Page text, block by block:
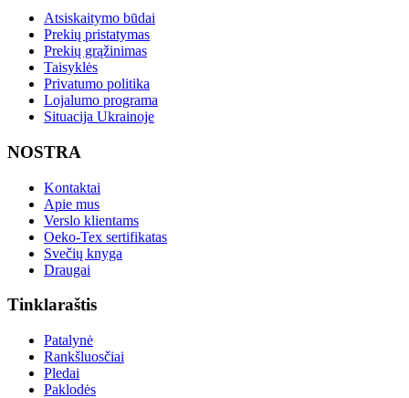
Atsiskaitymo būdai
Prekių pristatymas
Prekių grąžinimas
Taisyklės
Privatumo politika
Lojalumo programa
Situacija Ukrainoje
NOSTRA
Kontaktai
Apie mus
Verslo klientams
Oeko-Tex sertifikatas
Svečių knyga
Draugai
Tinklaraštis
Patalynė
Rankšluosčiai
Pledai
Paklodės